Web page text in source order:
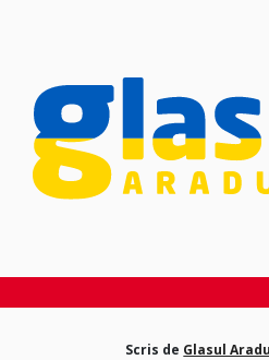
Scris de Glasul